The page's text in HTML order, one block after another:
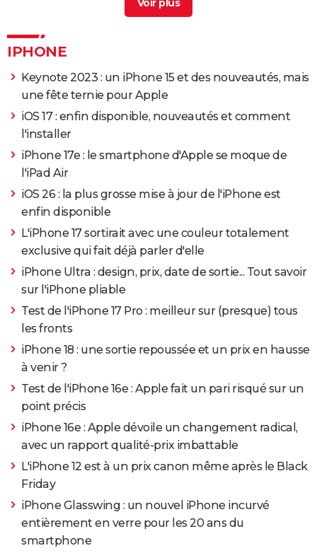
IPHONE
Keynote 2023 : un iPhone 15 et des nouveautés, mais
une fête ternie pour Apple
iOS 17 : enfin disponible, nouveautés et comment
l'installer
iPhone 17e : le smartphone d'Apple se moque de
l'iPad Air
iOS 26 : la plus grosse mise à jour de l'iPhone est
enfin disponible
L'iPhone 17 sortirait avec une couleur totalement
exclusive qui fait déjà parler d'elle
iPhone Ultra : design, prix, date de sortie... Tout savoir
sur l'iPhone pliable
Test de l'iPhone 17 Pro : meilleur sur (presque) tous
les fronts
iPhone 18 : une sortie repoussée et un prix en hausse
à venir ?
Test de l'iPhone 16e : Apple fait un pari risqué sur un
point précis
iPhone 16e : Apple dévoile un changement radical,
avec un rapport qualité-prix imbattable
L'iPhone 12 est à un prix canon même après le Black
Friday
iPhone Glasswing : un nouvel iPhone incurvé
entièrement en verre pour les 20 ans du
smartphone